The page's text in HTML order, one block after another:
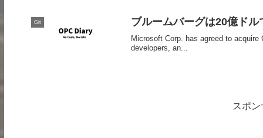
Git ブルームバーグは20億ド
Microsoft Corp. has agreed to
developers, an...
スポ